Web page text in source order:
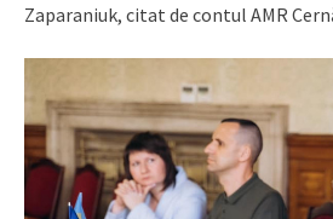
Zaparaniuk, citat de contul AMR